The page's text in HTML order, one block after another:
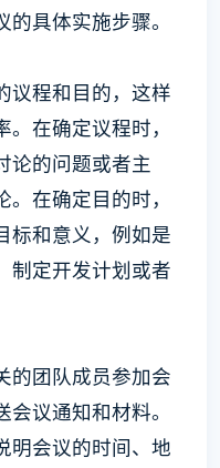
具体实施步骤。
议程和目的，这样
在确定议程时，
论的问题或者主
在确定目的时，
标和意义，例如是
制定开发计划或者
的团队成员参加会
议通知和材料。
明会议的时间、地